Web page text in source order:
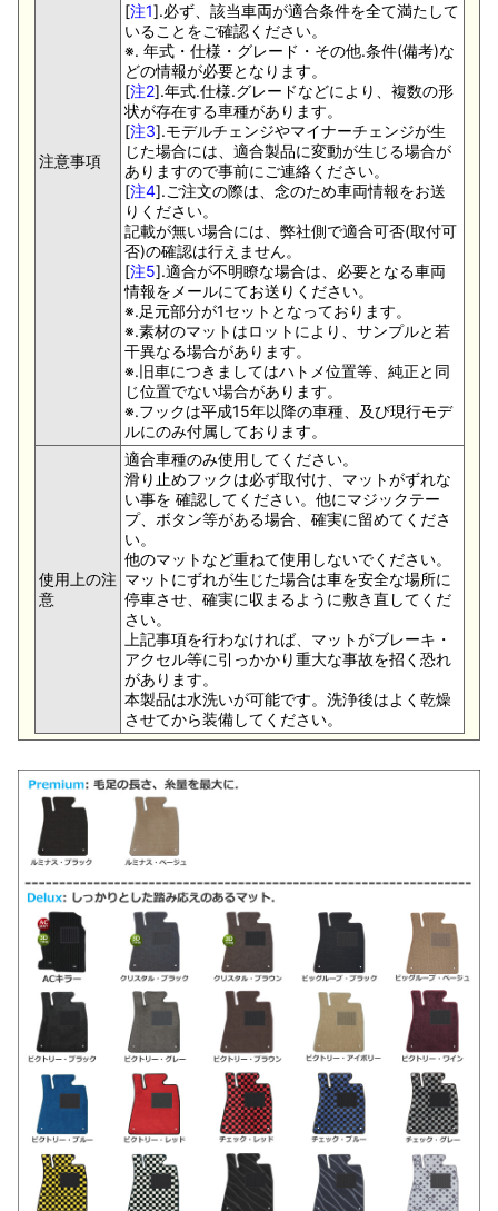
注意事項
[注1].必ず、該当車両が適合条件を全て満たして
いることをご確認ください。
※. 年式・仕様・グレード・その他.条件(備考)な
どの情報が必要となります。
[注2].年式.仕様.グレードなどにより、複数の形
状が存在する車種があります。
[注3].モデルチェンジやマイナーチェンジが生
じた場合には、適合製品に変動が生じる場合が
ありますので事前にご連絡ください。
[注4].ご注文の際は、念のため車両情報をお送
りください。
記載が無い場合には、弊社側で適合可否(取付可
否)の確認は行えません。
[注5].適合が不明瞭な場合は、必要となる車両
情報をメールにてお送りください。
※.足元部分が1セットとなっております。
※.素材のマットはロットにより、サンプルと若
干異なる場合があります。
※.旧車につきましてはハトメ位置等、純正と同
じ位置でない場合があります。
※.フックは平成15年以降の車種、及び現行モデ
ルにのみ付属しております。
使用上の注
意
適合車種のみ使用してください。
滑り止めフックは必ず取付け、マットがずれな
い事を 確認してください。他にマジックテー
プ、ボタン等がある場合、確実に留めてくださ
い。
他のマットなど重ねて使用しないでください。
マットにずれが生じた場合は車を安全な場所に
停車させ、確実に収まるように敷き直してくだ
さい。
上記事項を行わなければ、マットがブレーキ・
アクセル等に引っかかり重大な事故を招く恐れ
があります。
本製品は水洗いが可能です。洗浄後はよく乾燥
させてから装備してください。